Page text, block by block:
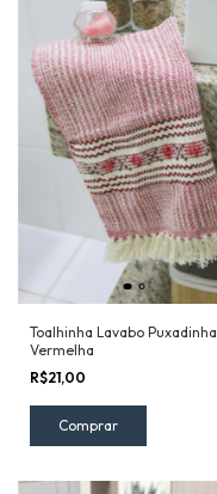
Toalhinha Lavabo Puxadinha
Vermelha
R$21,00